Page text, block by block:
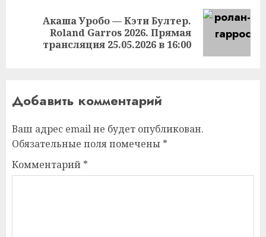
Следующая
запись:
Акаша Уробо — Кэти Бултер.
Roland Garros 2026. Прямая
трансляция 25.05.2026 в 16:00
Добавить комментарий
Ваш адрес email не будет опубликован.
Обязательные поля помечены *
Комментарий *